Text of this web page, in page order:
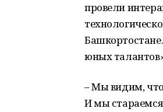
провели
юных
– Мы видим,
И мы